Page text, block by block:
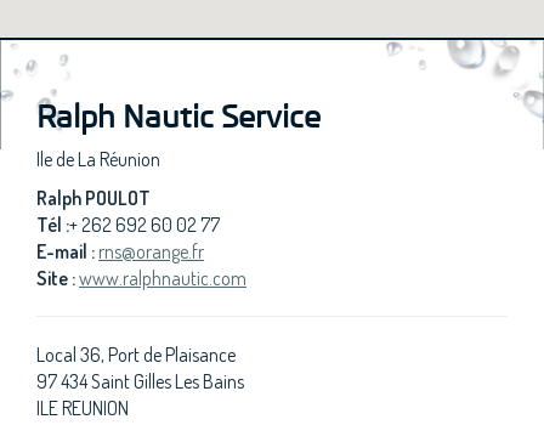
Ralph Nautic Service
Ile de La Réunion
Ralph POULOT
Tél :+26269260 0277
E-mail : rns@orange.fr
Site :www.ralphnautic.com
Local 36, Port de Plaisance
97 434 Saint Gilles Les Bains
ILE REUNION